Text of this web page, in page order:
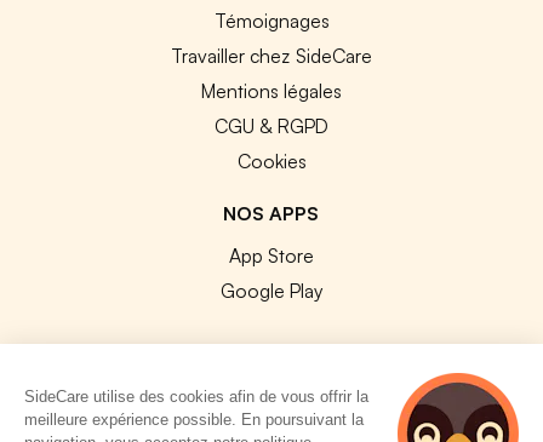
Témoignages
Travailler chez SideCare
Mentions légales
CGU & RGPD
Cookies
NOS APPS
App Store
Google Play
SideCare utilise des cookies afin de vous offrir la
meilleure expérience possible. En poursuivant la